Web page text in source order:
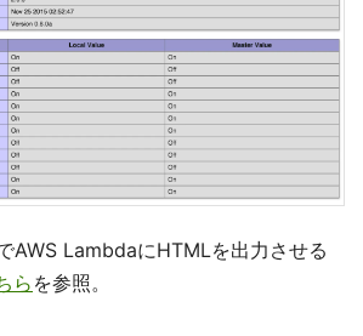
AWS LambdaにHTMLを出力させる
らを参照。